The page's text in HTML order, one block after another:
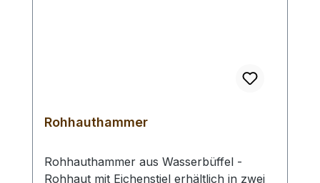
Rohhauthammer
Rohhauthammer aus Wasserbüffel -
Rohhaut mit Eichenstiel erhältlich in zwei